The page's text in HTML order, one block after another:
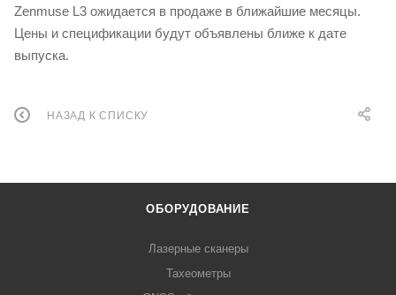
Zenmuse L3 ожидается в продаже в ближайшие месяцы.
Цены и спецификации будут объявлены ближе к дате
выпуска.
НАЗАД К СПИСКУ
ОБОРУДОВАНИЕ
Лазерные сканеры
Тахеометры